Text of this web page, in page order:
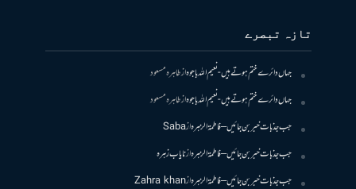
تازہ تبصرے
جہاں دائرے ختم ہوتے ہیں- نعیم اللہ باجوہازطاہرہ مسعود
جہاں دائرے ختم ہوتے ہیں- نعیم اللہ باجوہازطاہرہ مسعود
جب جذبات خبر بن جائیں – فاطمۃالزہرہازSaba
جب جذبات خبر بن جائیں – فاطمۃالزہرہازنایاب زہرہ
جب جذبات خبر بن جائیں – فاطمۃالزہرہازZahra khan